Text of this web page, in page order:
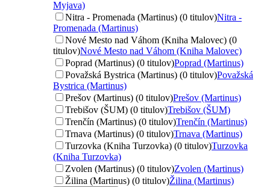
Myjava)
Nitra - Promenada (Martinus) (0 titulov)Nitra -
Promenada (Martinus)
Nové Mesto nad Váhom (Kniha Malovec) (0
titulov)Nové Mesto nad Váhom (Kniha Malovec)
Poprad (Martinus) (0 titulov)Poprad (Martinus)
Považská Bystrica (Martinus) (0 titulov)Považská
Bystrica (Martinus)
Prešov (Martinus) (0 titulov)Prešov (Martinus)
Trebišov (ŠUM) (0 titulov)Trebišov (ŠUM)
Trenčín (Martinus) (0 titulov)Trenčín (Martinus)
Trnava (Martinus) (0 titulov)Trnava (Martinus)
Turzovka (Kniha Turzovka) (0 titulov)Turzovka
(Kniha Turzovka)
Zvolen (Martinus) (0 titulov)Zvolen (Martinus)
Žilina (Martinus) (0 titulov)Žilina (Martinus)